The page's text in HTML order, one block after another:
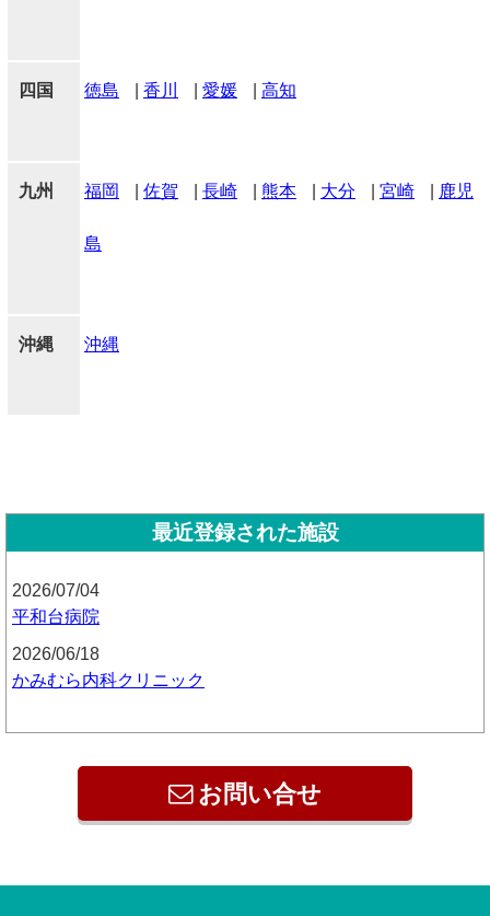
四国 徳島 香川 愛媛 高知
九州 福岡 佐賀 長崎 熊本 大分 宮崎 鹿児
島
沖縄 沖縄
最近登録された施設
2026/07/04
平和台病院
2026/06/18
かみむら内科クリニック
お問い合せ